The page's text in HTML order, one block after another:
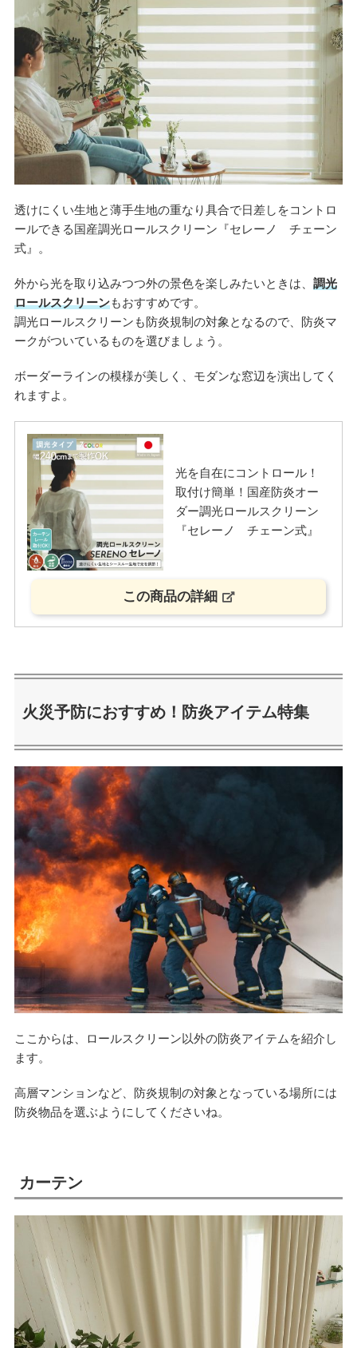
透けにくい生地と薄手生地の重なり具合で日差しをコントロ
ールできる国産調光ロールスクリーン『セレーノ チェーン
式』。
外から光を取り込みつつ外の景色を楽しみたいときは、 調光
ロールスクリーンもおすすめです。
調光ロールスクリーンも防炎規制の対象となるので、防炎マ
ークがついているものを選びましょう。
ボーダーラインの模様が美しく、モダンな窓辺を演出してく
れますよ。
光を自在にコントロール！
取付け簡単！国産防炎オー
ダー調光ロールスクリーン
『セレーノ チェーン式』
この商品の詳細
火災予防におすすめ！防炎アイテム特集
ここからは、ロールスクリーン以外の防炎アイテムを紹介し
ます。
高層マンションなど、防炎規制の対象となっている場所には
防炎物品を選ぶようにしてくださいね。
カーテン